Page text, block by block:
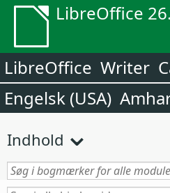
LibreOffice
LibreOffice Writer
Engelsk (USA)
Indhold